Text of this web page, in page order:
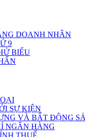
DOANH NHÂN
9
BIỂU
SỰ KIỆN
VÀ BẤT ĐỘNG
NGÂN HÀNG
THUẾ